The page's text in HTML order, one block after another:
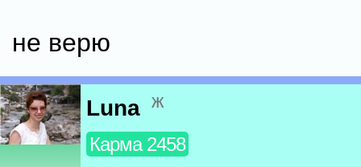
не верю
Luna ж
Карма 2458